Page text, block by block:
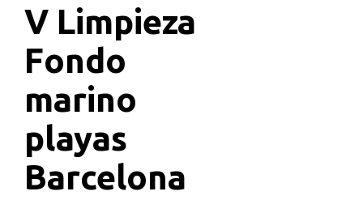
V Limpieza
Fondo
marino
playas
Barcelona